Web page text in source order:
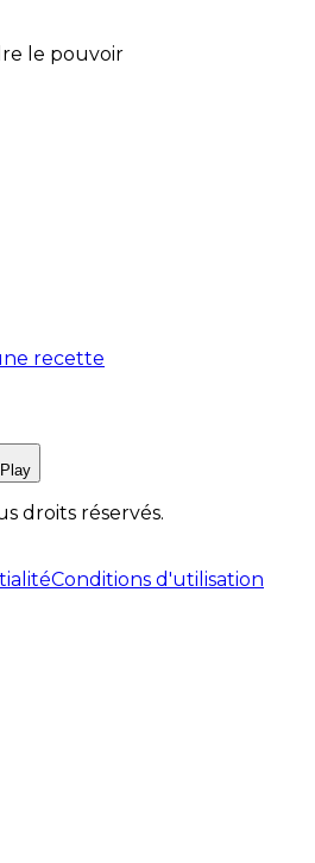
le pouvoir
recette
droits réservés.
Conditions d'utilisation